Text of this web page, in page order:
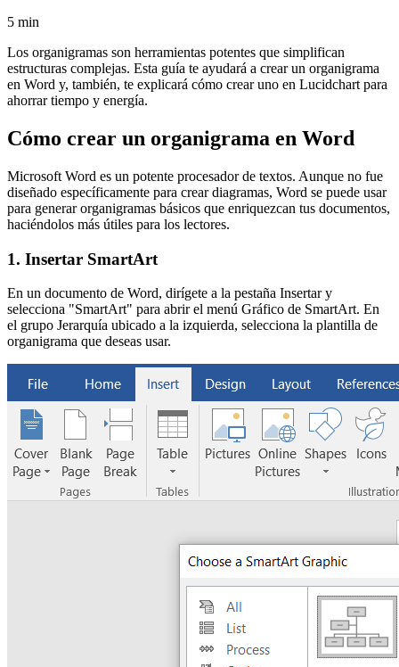
5 min
Los organigramas son herramientas potentes que simplifican
estructuras complejas. Esta guía te ayudará a crear un organigrama
en Word y, también, te explicará cómo crear uno en Lucidchart para
ahorrar tiempo y energía.
Cómo crear un organigrama en Word
Microsoft Word es un potente procesador de textos. Aunque no fue
diseñado específicamente para crear diagramas, Word se puede usar
para generar organigramas básicos que enriquezcan tus documentos,
haciéndolos más útiles para los lectores.
1. Insertar SmartArt
En un documento de Word, dirígete a la pestaña Insertar y
selecciona "SmartArt" para abrir el menú Gráfico de SmartArt. En
el grupo Jerarquía ubicado a la izquierda, selecciona la plantilla de
organigrama que deseas usar.